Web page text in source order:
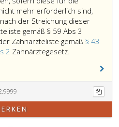
mehr erforderlich sind,
der Streichung dieser
gemäß § 59 Abs 3
Zahnärzteliste gemäß § 43
2 Zahnärztegesetz.
einen
Angehörigen
des